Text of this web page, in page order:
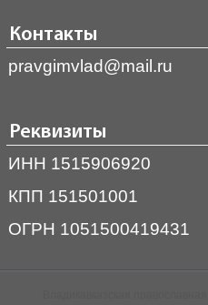
Контакты
pravgimvlad@mail.ru
Реквизиты
ИНН 1515906920
КПП 151501001
ОГРН 1051500419431